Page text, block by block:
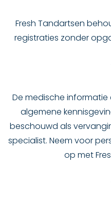
Fresh Tandartsen
registraties zonder
De medische
algemene
beschouwd als
specialist. Neem voor
op met